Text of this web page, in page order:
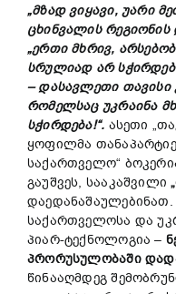
„მზად ვიყავი, უარი
ცხინვალის
„ერთი მხრივ,
სრულიად არ
– დასავლეთი
რომელსაც უკრაინა
სჭირდება!“. ასეთი
ყოფილმა
საქართველო“
გაუშვეს, სააკაშვილი
დაედანაშაულებინათ.
საქართველოსა და
პიარ-ტექნოლოგია –
პრორუსულობაში
წინააღმდეგ